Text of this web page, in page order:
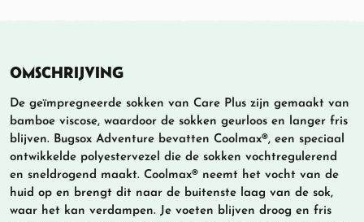
OMSCHRIJVING
De geïmpregneerde sokken van Care Plus zijn gemaakt van
bamboe viscose, waardoor de sokken geurloos en langer fris
blijven. Bugsox Adventure bevatten Coolmax®, een speciaal
ontwikkelde polyestervezel die de sokken vochtregulerend
en sneldrogend maakt. Coolmax® neemt het vocht van de
huid op en brengt dit naar de buitenste laag van de sok,
waar het kan verdampen. Je voeten blijven droog en fris